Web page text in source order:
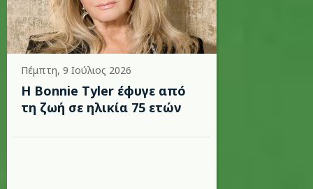
Πέμπτη, 9 Ιούλιος 2026
Η Bonnie Tyler έφυγε από
τη ζωή σε ηλικία 75 ετών